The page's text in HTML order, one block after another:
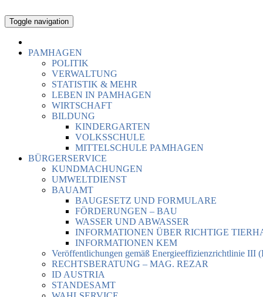
Toggle navigation
PAMHAGEN
POLITIK
VERWALTUNG
STATISTIK & MEHR
LEBEN IN PAMHAGEN
WIRTSCHAFT
BILDUNG
KINDERGARTEN
VOLKSSCHULE
MITTELSCHULE PAMHAGEN
BÜRGERSERVICE
KUNDMACHUNGEN
UMWELTDIENST
BAUAMT
BAUGESETZ UND FORMULARE
FÖRDERUNGEN – BAU
WASSER UND ABWASSER
INFORMATIONEN ÜBER RICHTIGE
INFORMATIONEN KEM
Veröffentlichungen gemäß Energieeffizienzrichtlinie III
RECHTSBERATUNG – MAG. REZAR
ID AUSTRIA
STANDESAMT